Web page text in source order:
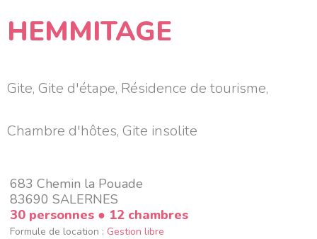
HEMMITAGE
Gite, Gite d'étape, Résidence de tourisme,
Chambre d'hôtes, Gite insolite
683 Chemin la Pouade
83690 SALERNES
30 personnes ● 12 chambres
Formule de location : Gestion libre